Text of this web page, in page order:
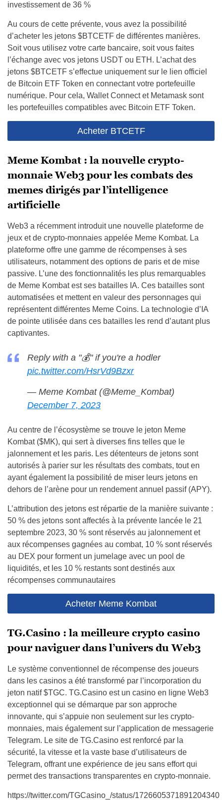
investissement de 36 %
Au cours de cette prévente, vous avez la possibilité
d’acheter les jetons $BTCETF de différentes manières.
Soit vous utilisez votre carte bancaire, soit vous faites
l’échange avec vos jetons USDT ou ETH. L’achat des
jetons $BTCETF s’effectue uniquement sur le lien officiel
de Bitcoin ETF Token en connectant votre portefeuille
numérique. Pour cela, Wallet Connect et Metamask sont
les portefeuilles compatibles avec Bitcoin ETF Token.
Acheter BTCETF
Meme Kombat : la nouvelle crypto-
monnaie Web3 pour les combats des
memes dirigés par l’intelligence
artificielle
Web3 a récemment introduit une nouvelle plateforme de
jeux et de crypto-monnaies appelée Meme Kombat. La
plateforme offre une gamme de récompenses à ses
utilisateurs, notamment des options de paris et de mise
passive. L’une des fonctionnalités les plus remarquables
de Meme Kombat est ses batailles IA. Ces batailles sont
automatisées et mettent en valeur des personnages qui
représentent différentes Meme Coins. La technologie d’IA
de pointe utilisée dans ces batailles les rend d’autant plus
captivantes.
Reply with a "💰" if you're a hodler
pic.twitter.com/HsrVd9Bzxr
— Meme Kombat (@Meme_Kombat)
December 7, 2023
Au centre de l’écosystème se trouve le jeton Meme
Kombat ($MK), qui sert à diverses fins telles que le
jalonnement et les paris. Les détenteurs de jetons sont
autorisés à parier sur les résultats des combats, tout en
ayant également la possibilité de miser leurs jetons en
dehors de l’arène pour un rendement annuel passif (APY).
L’attribution des jetons est répartie de la manière suivante :
50 % des jetons sont affectés à la prévente lancée le 21
septembre 2023, 30 % sont réservés au jalonnement et
aux récompenses gagnées au combat, 10 % sont réservés
au DEX pour forment un jumelage avec un pool de
liquidités, et les 10 % restants sont destinés aux
récompenses communautaires
Acheter Meme Kombat
TG.Casino : la meilleure crypto casino
pour naviguer dans l’univers du Web3
Le système conventionnel de récompense des joueurs
dans les casinos a été transformé par l’incorporation du
jeton natif $TGC. TG.Casino est un casino en ligne Web3
exceptionnel qui se démarque par son approche
innovante, qui s’appuie non seulement sur les crypto-
monnaies, mais également sur l’application de messagerie
Telegram. Le site de TG.Casino est renforcé par la
sécurité, la vitesse et la vaste base d’utilisateurs de
Telegram, offrant une expérience de jeu sans effort qui
permet des transactions transparentes en crypto-monnaie.
https://twitter.com/TGCasino_/status/1726605371891204340